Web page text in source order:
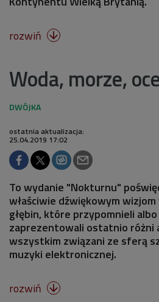
rozwiń 
Woda, morze,
ostatnia aktualizacja:
25.04.2019 17:02
To wydanie "Nokturnu"
właściwie dźwiękowym
głębin, które przypomnieli
zaprezentowali ostatnio różni
wszystkim związani ze sferą
muzyki elektronicznej.
rozwiń 